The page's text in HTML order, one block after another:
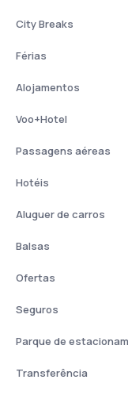
City Breaks
Férias
Alojamentos
Voo+Hotel
Passagens aéreas
Hotéis
Aluguer de carros
Balsas
Ofertas
Seguros
Parque de
Transferência